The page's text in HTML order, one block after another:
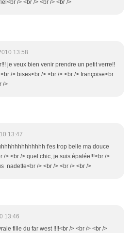
/> <br /> <br /> <br />
13:58
je veux bien venir prendre un petit verre!!
/> bises<br /> <br /> <br /> françoise<br
/>
13:47
t'es trop belle ma douce
/> <br /> quel chic, je suis épatée!!!<br />
nadette<br /> <br /> <br /> <br />
13:46
fille du far west !!!!<br /> <br /> <br />